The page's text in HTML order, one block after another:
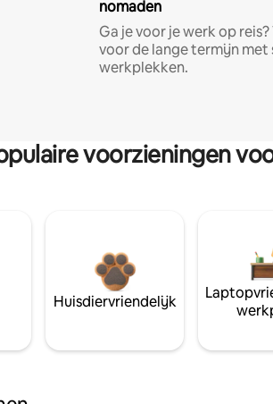
nomaden
Ga je voor je werk op
voor de lange termijn met
werkplekken.
voorzieningen
Huisdiervriendelijk